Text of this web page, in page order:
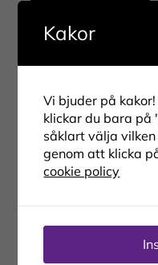
Kakor
Vi bjuder på
klickar du bara på
såklart välja
genom att klicka
cookie policy